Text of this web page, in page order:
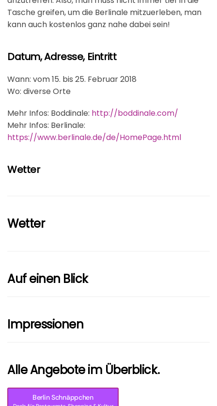
Tasche greifen, um die Berlinale mitzuerleben, man
kann auch kostenlos ganz nahe dabei sein!
Datum, Adresse, Eintritt
Wann: vom 15. bis 25. Februar 2018
Wo: diverse Orte
Mehr Infos: Boddinale: http://boddinale.com/
Mehr Infos: Berlinale:
https://www.berlinale.de/de/HomePage.html
Wetter
Wetter
Auf einen Blick
Impressionen
Alle Angebote im Überblick.
Berlin Schnäppchen